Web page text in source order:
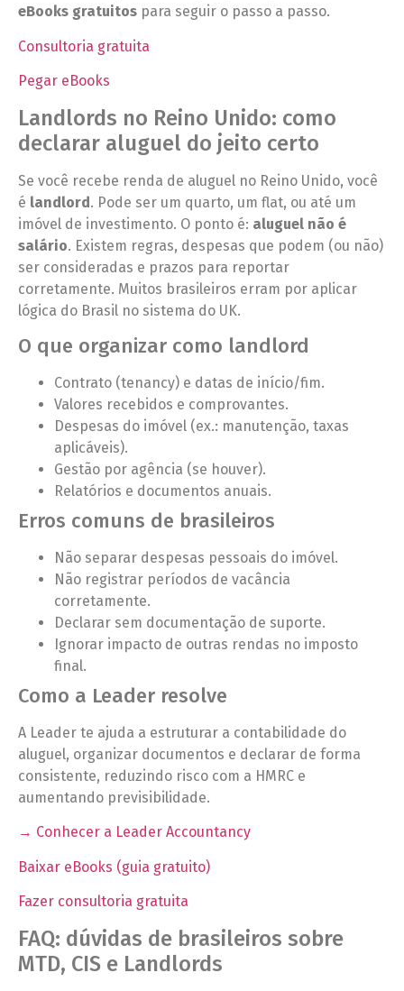
eBooks gratuitos para seguir o passo a passo.
Consultoria gratuita
Pegar eBooks
Landlords no Reino Unido: como
declarar aluguel do jeito certo
Se você recebe renda de aluguel no Reino Unido, você
é landlord. Pode ser um quarto, um flat, ou até um
imóvel de investimento. O ponto é: aluguel não é
salário. Existem regras, despesas que podem (ou não)
ser consideradas e prazos para reportar
corretamente. Muitos brasileiros erram por aplicar
lógica do Brasil no sistema do UK.
O que organizar como landlord
Contrato (tenancy) e datas de início/fim.
Valores recebidos e comprovantes.
Despesas do imóvel (ex.: manutenção, taxas
aplicáveis).
Gestão por agência (se houver).
Relatórios e documentos anuais.
Erros comuns de brasileiros
Não separar despesas pessoais do imóvel.
Não registrar períodos de vacância
corretamente.
Declarar sem documentação de suporte.
Ignorar impacto de outras rendas no imposto
final.
Como a Leader resolve
A Leader te ajuda a estruturar a contabilidade do
aluguel, organizar documentos e declarar de forma
consistente, reduzindo risco com a HMRC e
aumentando previsibilidade.
→ Conhecer a Leader Accountancy
Baixar eBooks (guia gratuito)
Fazer consultoria gratuita
FAQ: dúvidas de brasileiros sobre
MTD, CIS e Landlords